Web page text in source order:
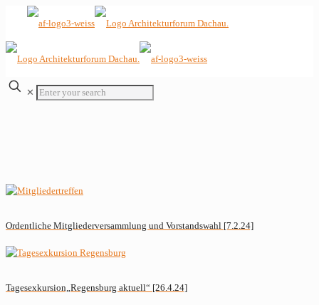
✕
Ordentliche Mitgliederversammlung und Vorstandswahl [7.2.24]
Tagesexkursion„Regensburg aktuell“ [26.4.24]